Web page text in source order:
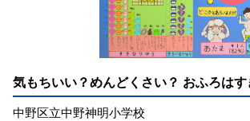
気もちいい？めんどくさい？ おふろはす
中野区立中野神明小学校